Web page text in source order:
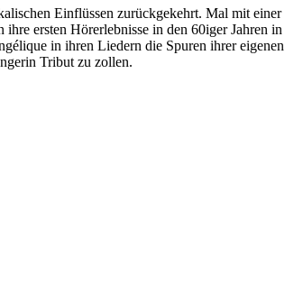
Einflüssen zurückgekehrt. Mal mit einer
ersten Hörerlebnisse in den 60iger Jahren in
in ihren Liedern die Spuren ihrer eigenen
Tribut zu zollen.